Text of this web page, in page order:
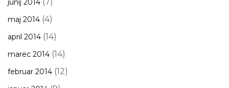
junij 2014
maj 2014 (4)
april 2014 (14)
marec 2014 (14)
februar 2014 (12)